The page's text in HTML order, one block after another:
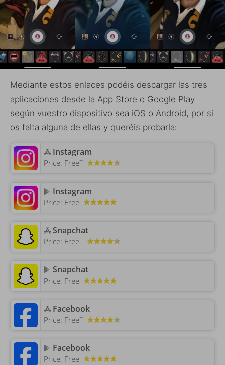
Mediante estos enlaces podéis descargar las tres
aplicaciones desde la App Store o Google Play
según vuestro dispositivo sea iOS o Android, por si
os falta alguna de ellas y queréis probarla:
‎Instagram
Price: Free+
Instagram
Price: Free
‎Snapchat
Price: Free+
Snapchat
Price: Free
‎Facebook
Price: Free+
Facebook
Price: Free